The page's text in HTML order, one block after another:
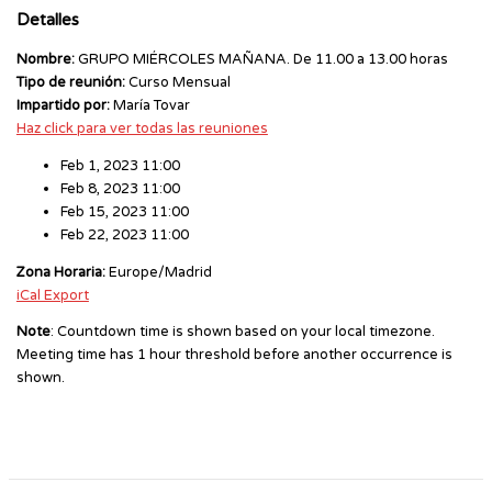
Detalles
Nombre:GRUPO MIÉRCOLES MAÑANA. De 11.00 a 13.00 horas
Tipo de reunión:Curso Mensual
Impartido por:María Tovar
Haz click para ver todas las reuniones
Feb 1, 2023 11:00
Feb 8, 2023 11:00
Feb 15, 2023 11:00
Feb 22, 2023 11:00
Zona Horaria:Europe/Madrid
iCal Export
Note: Countdown time is shown based on your local timezone.
Meeting time has 1 hour threshold before another occurrence is
shown.